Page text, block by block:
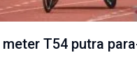
T54 putra